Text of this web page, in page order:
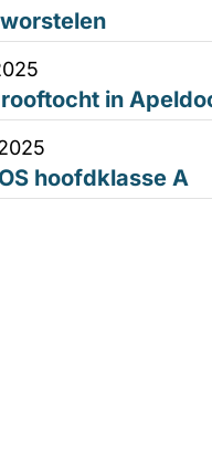
rooftocht in
hoofdklasse A